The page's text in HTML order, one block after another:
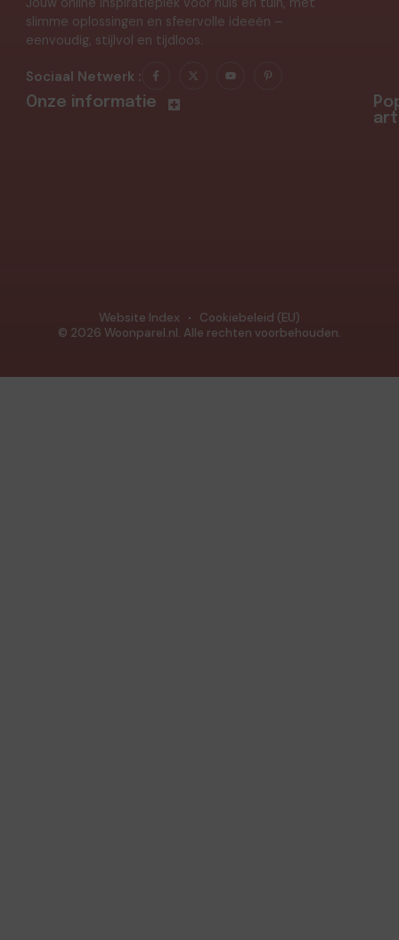
slimme oplossingen en sfeervolle ideeën –
eenvoudig, stijlvol en tijdloos.
Sociaal Netwerk :
Onze informatie
© 2026 Woonparel.nl. Alle rechten voorbehouden.
Website Index Cookiebeleid (EU)